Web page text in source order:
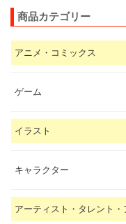
商品カテゴリー
アニメ・コミックス
ゲーム
イラスト
キャラクター
アーティスト・タレント